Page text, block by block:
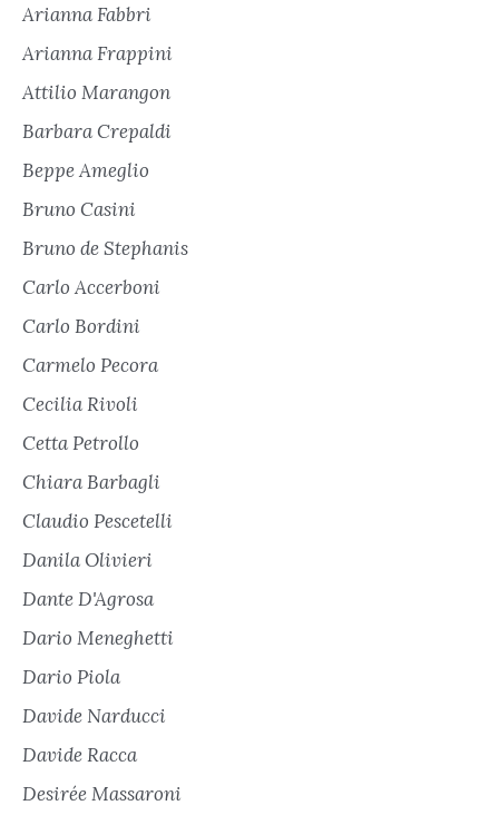
Arianna Fabbri
Arianna Frappini
Attilio Marangon
Barbara Crepaldi
Beppe Ameglio
Bruno Casini
Bruno de Stephanis
Carlo Accerboni
Carlo Bordini
Carmelo Pecora
Cecilia Rivoli
Cetta Petrollo
Chiara Barbagli
Claudio Pescetelli
Danila Olivieri
Dante D'Agrosa
Dario Meneghetti
Dario Piola
Davide Narducci
Davide Racca
Desirée Massaroni